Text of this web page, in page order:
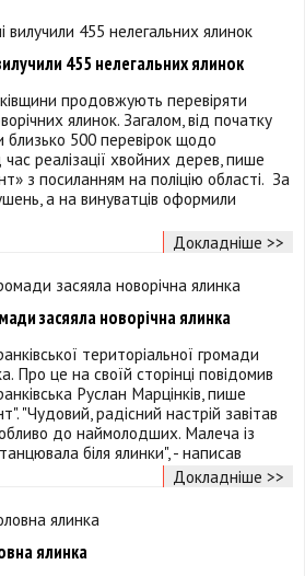
455 нелегальних ялинок
продовжують перевіряти
ялинок. Загалом, від початку
близько 500 перевірок щодо
реалізації хвойних дерев, пише
з посиланням на поліцію області. За
а на винуватців оформили
Докладніше >>
засяяла новорічна ялинка
територіальної громади
Про це на своїй сторінці повідомив
Руслан Марцінків, пише
"Чудовий, радісний настрій завітав
до наймолодших. Малеча із
біля ялинки", - написав
Докладніше >>
ялинка